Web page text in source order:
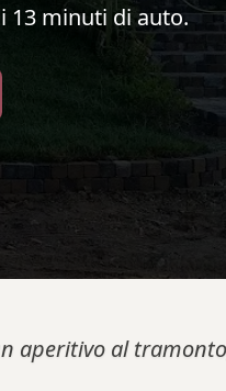
13 minuti di auto.
aperitivo al